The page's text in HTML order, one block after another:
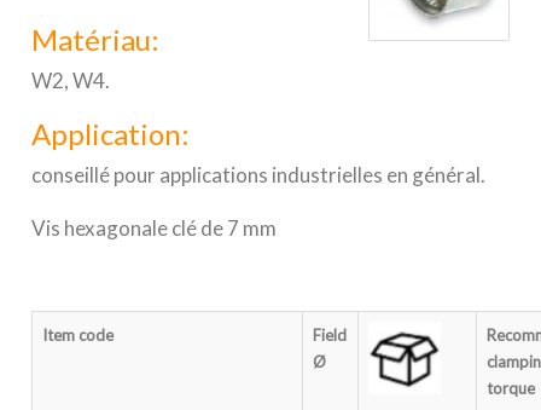
Matériau:
W2, W4.
Application:
conseillé pour applications industrielles en général.
Vis hexagonale clé de 7 mm
Item code
Field
Ø
torque